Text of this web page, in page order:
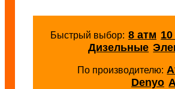
Быстрый выбор: 8 атм
Дизельные
По производителю:
Denyo